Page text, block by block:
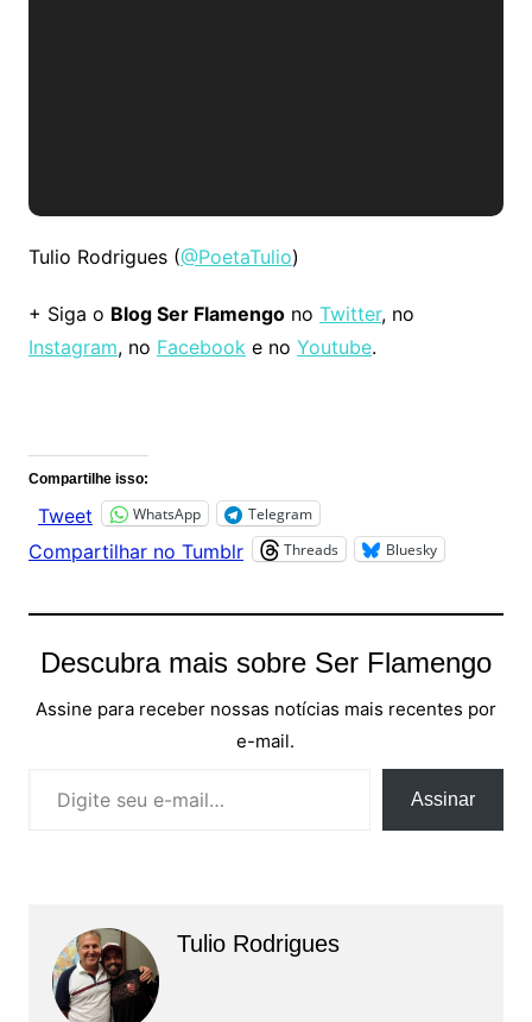
Tulio Rodrigues (@PoetaTulio)
+ Siga o Blog Ser Flamengono Twitter, no
Instagram, no Facebooke no Youtube.
Compartilhe isso:
Tweet WhatsApp Telegram
Compartilhar no Tumblr Threads Bluesky
Descubra mais sobre Ser Flamengo
Assine para receber nossas notícias mais recentes por
e-mail.
Assinar
Tulio Rodrigues